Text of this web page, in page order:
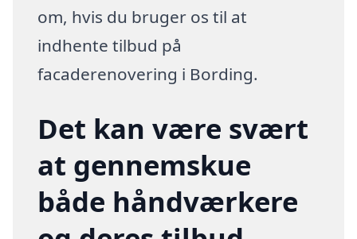
om, hvis du bruger os til at
indhente tilbud på
facaderenovering i Bording.
Det kan være svært
at gennemskue
både håndværkere